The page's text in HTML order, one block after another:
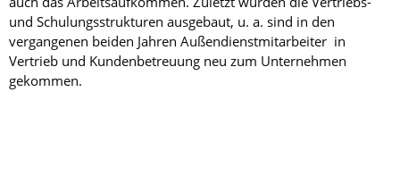
und Schulungsstrukturen ausgebaut, u. a. sind in den
vergangenen beiden Jahren Außendienstmitarbeiter in
Vertrieb und Kundenbetreuung neu zum Unternehmen
gekommen.